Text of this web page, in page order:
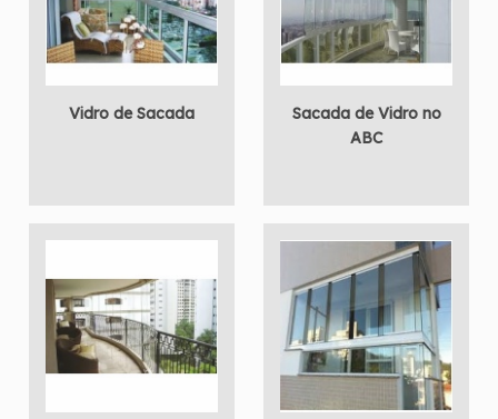
Vidro de Sacada
Sacada de Vidro no
ABC